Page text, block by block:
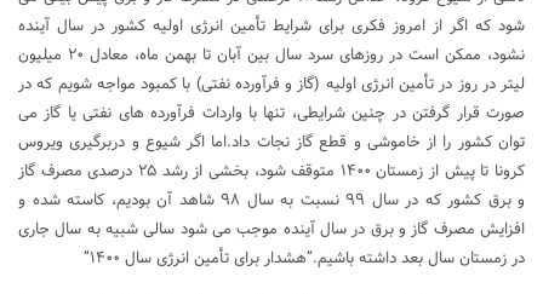
شود که اگر از امروز فکری برای شرایط تأمین انرژی اولیه کشور در سال آینده
نشود، ممکن است در روزهای سرد سال بین آبان تا بهمن ماه، معادل ۲۰ میلیون
لیتر در روز در تأمین انرژی اولیه (گاز و فرآورده نفتی) با کمبود مواجه شویم که در
صورت قرار گرفتن در چنین شرایطی، تنها با واردات فرآورده های نفتی یا گاز می
توان کشور را از خاموشی و قطع گاز نجات داد.اما اگر شیوع و دربرگیری ویروس
کرونا تا پیش از زمستان ۱۴۰۰ متوقف شود، بخشی از رشد ۲۵ درصدی مصرف گاز
و برق کشور که در سال ۹۹ نسبت به سال ۹۸ شاهد آن بودیم، کاسته شده و
افزایش مصرف گاز و برق در سال آینده موجب می شود سالی شبیه به سال جاری
در زمستان سال بعد داشته باشیم.”هشدار برای تأمین انرژی سال ۱۴۰۰”